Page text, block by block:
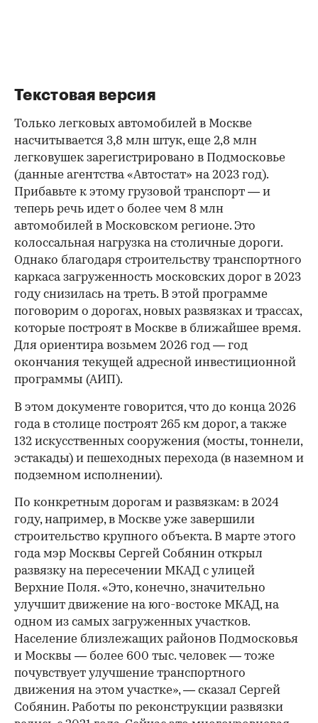
Текстовая версия
Только легковых автомобилей в Москве
насчитывается 3,8 млн штук, еще 2,8 млн
легковушек зарегистрировано в Подмосковье
(данные агентства «Автостат» на 2023 год).
Прибавьте к этому грузовой транспорт — и
теперь речь идет о более чем 8 млн
автомобилей в Московском регионе. Это
колоссальная нагрузка на столичные дороги.
Однако благодаря строительству транспортного
каркаса загруженность московских дорог в 2023
году снизилась на треть. В этой программе
поговорим о дорогах, новых развязках и трассах,
которые построят в Москве в ближайшее время.
Для ориентира возьмем 2026 год — год
окончания текущей адресной инвестиционной
программы (АИП).
В этом документе говорится, что до конца 2026
года в столице построят 265 км дорог, а также
132 искусственных сооружения (мосты, тоннели,
эстакады) и пешеходных перехода (в наземном и
подземном исполнении).
По конкретным дорогам и развязкам: в 2024
году, например, в Москве уже завершили
строительство крупного объекта. В марте этого
года мэр Москвы Сергей Собянин открыл
развязку на пересечении МКАД с улицей
Верхние Поля. «Это, конечно, значительно
улучшит движение на юго-востоке МКАД, на
одном из самых загруженных участков.
Население близлежащих районов Подмосковья
и Москвы — более 600 тыс. человек — тоже
почувствует улучшение транспортного
движения на этом участке», — сказал Сергей
Собянин. Работы по реконструкции развязки